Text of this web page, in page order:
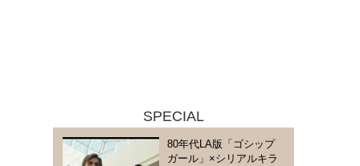
SPECIAL
80年代LA版「ゴシップ
ガール」×シリアルキラ